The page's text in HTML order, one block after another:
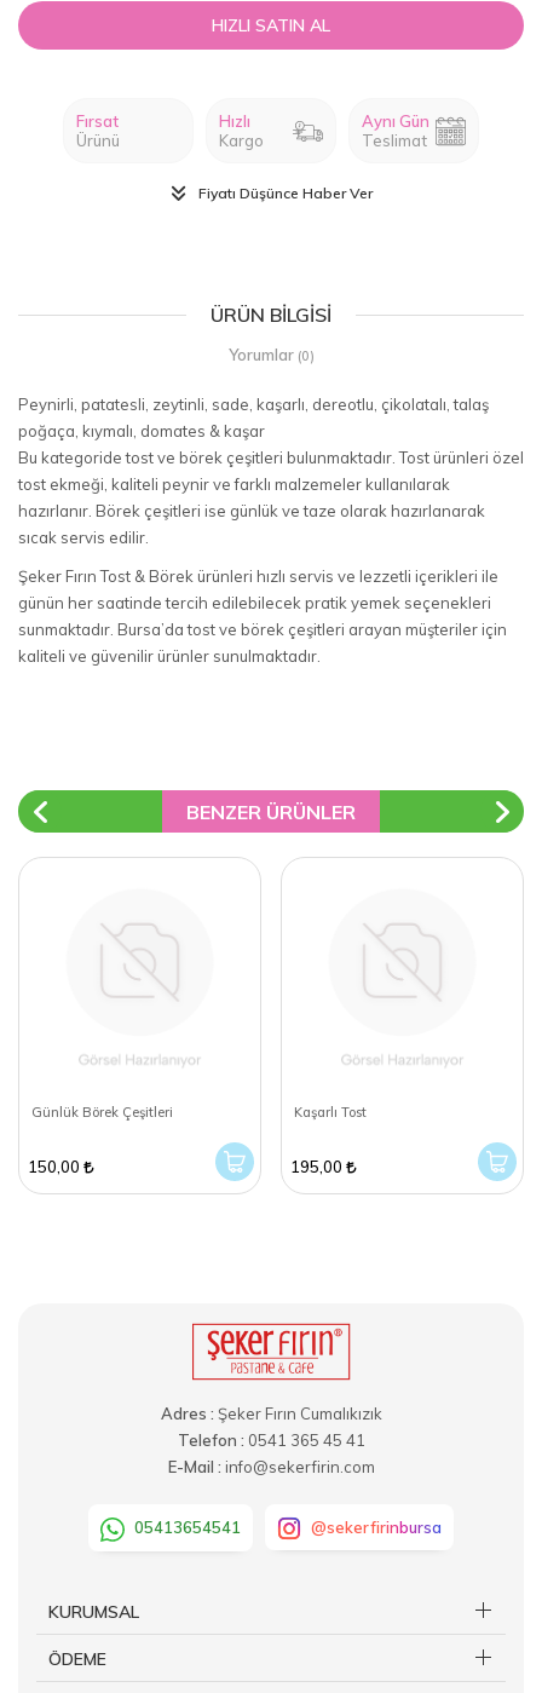
HIZLI SATIN AL
Fırsat
Ürünü
Hızlı
Kargo
Aynı Gün
Teslimat
Fiyatı Düşünce Haber Ver
ÜRÜN BILGISI
Yorumlar (0)
Peynirli, patatesli, zeytinli, sade, kaşarlı, dereotlu, çikolatalı, talaş
poğaça, kıymalı, domates & kaşar
Bu kategoride tost ve börek çeşitleri bulunmaktadır. Tost ürünleri özel
tost ekmeği, kaliteli peynir ve farklı malzemeler kullanılarak
hazırlanır. Börek çeşitleri ise günlük ve taze olarak hazırlanarak
sıcak servis edilir.
Şeker Fırın Tost & Börek ürünleri hızlı servis ve lezzetli içerikleri ile
günün her saatinde tercih edilebilecek pratik yemek seçenekleri
sunmaktadır. Bursa’da tost ve börek çeşitleri arayan müşteriler için
kaliteli ve güvenilir ürünler sunulmaktadır.
BENZER ÜRÜNLER
Günlük Börek Çeşitleri
150,00
Kaşarlı Tost
195,00
Adres : Şeker Fırın Cumalıkızık
Telefon : 0541 365 45 41
E-Mail : info@sekerfirin.com
05413654541 @sekerfirinbursa
KURUMSAL
ÖDEME